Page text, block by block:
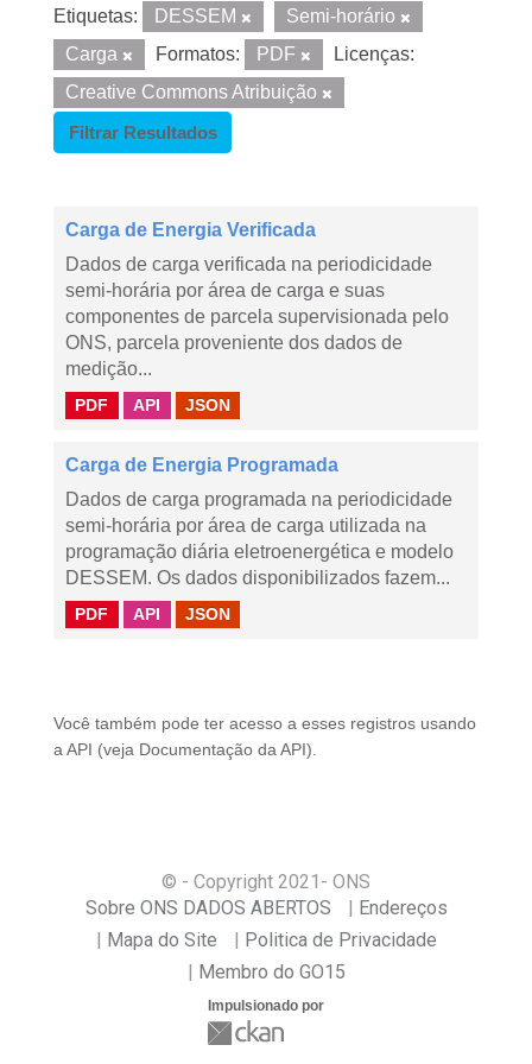
Etiquetas: DESSEM
Semi-horário
Carga
Formatos: PDF
Licenças:
Creative Commons Atribuição
Filtrar Resultados
Carga de Energia Verificada
Dados de carga verificada na periodicidade
semi-horária por área de carga e suas
componentes de parcela supervisionada pelo
ONS, parcela proveniente dos dados de
medição...
PDF API JSON
Carga de Energia Programada
Dados de carga programada na periodicidade
semi-horária por área de carga utilizada na
programação diária eletroenergética e modelo
DESSEM. Os dados disponibilizados fazem...
PDF API JSON
Você também pode ter acesso a esses registros usando
a API (veja Documentação da API ).
© - Copyright 2021 - ONS
Sobre ONS DADOS ABERTOS
Endereços
Mapa do Site
Politica de Privacidade
Membro do GO15
Impulsionado por